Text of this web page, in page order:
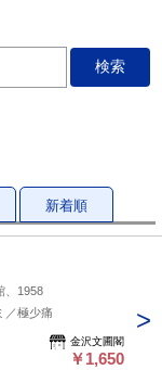
新着順
、1958
／極少痛
金沢文圃閣
￥1,650